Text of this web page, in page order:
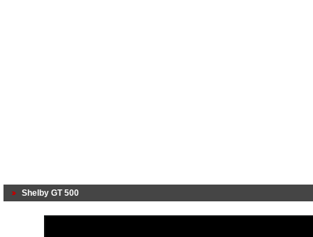
Shelby GT 500